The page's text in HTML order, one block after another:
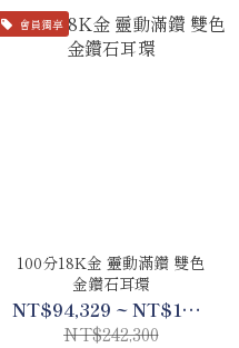
會員獨享
100分18K金 靈動滿鑽 雙色
金鑽石耳環
NT$94,329 ~ NT$113,881
NT$242,300